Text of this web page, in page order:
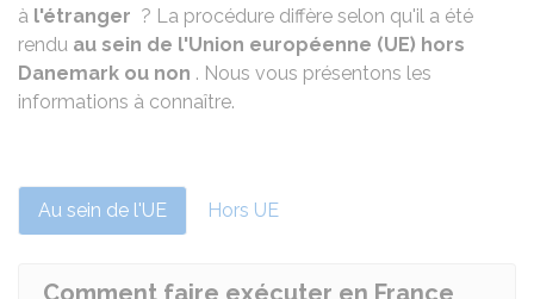
à l'étranger ? La procédure diffère selon qu'il a été
rendu au sein de l'Union européenne (UE) hors
Danemark ou non . Nous vous présentons les
informations à connaître.
Au sein de l'UE Hors UE
Comment faire exécuter en France